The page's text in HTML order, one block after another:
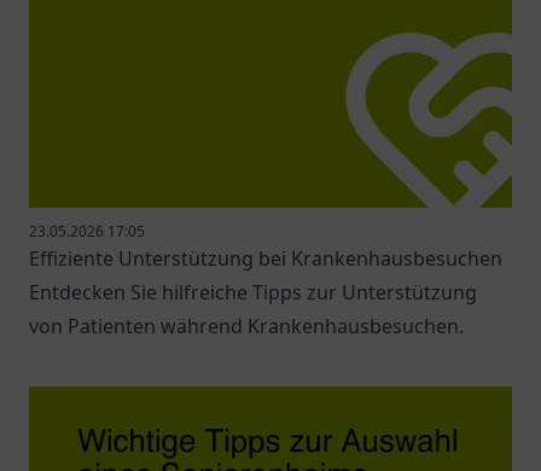
23.05.2026 17:05
Effiziente Unterstützung bei Krankenhausbesuchen
Entdecken Sie hilfreiche Tipps zur Unterstützung
von Patienten während Krankenhausbesuchen.